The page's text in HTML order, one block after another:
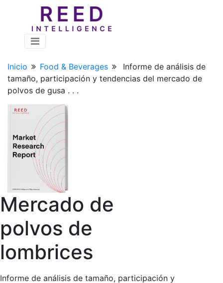
Inicio Food & Beverages
Informe de análisis de
tamaño, participación y tendencias del mercado de
polvos de gusa . . .
Mercado de
polvos de
lombrices
Informe de análisis de tamaño, participación y